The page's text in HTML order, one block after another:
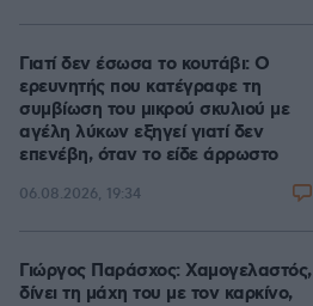
Γιατί δεν έσωσα το κουτάβι: Ο
ερευνητής που κατέγραφε τη
συμβίωση του μικρού σκυλιού με
αγέλη λύκων εξηγεί γιατί δεν
επενέβη, όταν το είδε άρρωστο
06.08.2026, 19:34
Γιώργος Παράσχος: Χαμογελαστός,
δίνει τη μάχη του με τον καρκίνο,